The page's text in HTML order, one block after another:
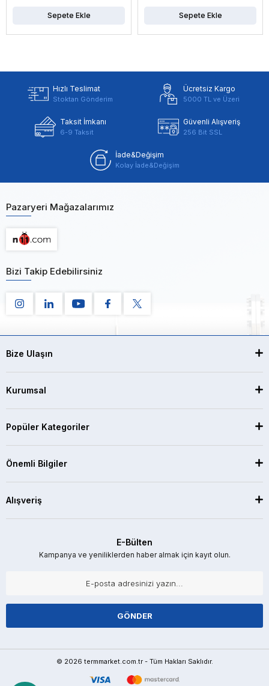
Sepete Ekle Sepete Ekle
Hızlı Teslimat
Stoktan Gönderim
Ücretsiz Kargo
5000 TL ve Üzeri
Taksit İmkanı
6-9 Taksit
Güvenli Alışveriş
256 Bit SSL
İade&Değişim
Kolay İade&Değişim
Pazaryeri Mağazalarımız
Bizi Takip Edebilirsiniz
Bize Ulaşın
Kurumsal
Popüler Kategoriler
Önemli Bilgiler
Alışveriş
E-Bülten
Kampanya ve yeniliklerden haber almak için kayıt olun.
GÖNDER
© 2026 termmarket.com.tr - Tüm Hakları Saklıdır.